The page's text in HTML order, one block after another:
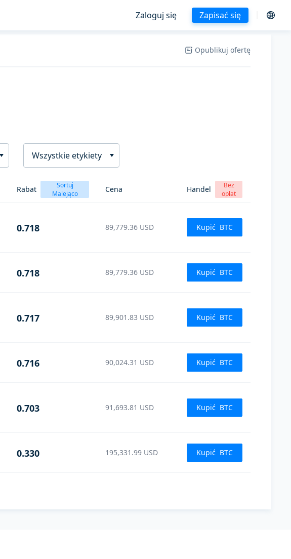
Zaloguj się Zapisać się
Opublikuj ofertę
Wszystkie etykiety
Rabat
Sortuj
Malejąco
Cena Handel
Bez
opłat
0.718 89,779.36 USD Kupić BTC
0.718 89,779.36 USD Kupić BTC
0.717 89,901.83 USD Kupić BTC
0.716 90,024.31 USD Kupić BTC
0.703 91,693.81 USD Kupić BTC
0.330 195,331.99 USD Kupić BTC